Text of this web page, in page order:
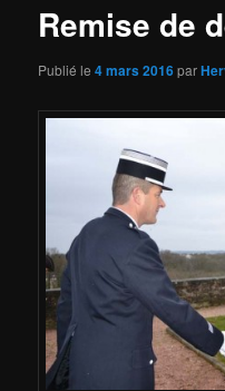
Remise de
Publié le4 mars 2016par